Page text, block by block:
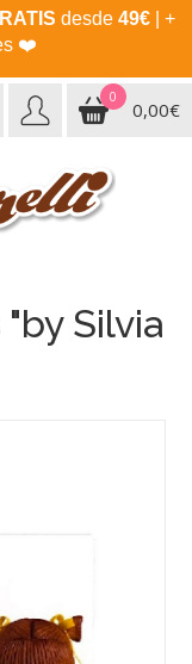
desde 49€| +
❤️
0
0,00€
Silvia